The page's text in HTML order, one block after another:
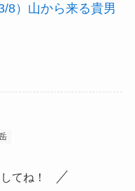
8）山から来る貴男
てね！